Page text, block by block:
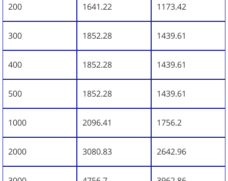
200 1641.22 1173.42
300 1852.28 1439.61
400 1852.28 1439.61
500 1852.28 1439.61
1000 2096.41 1756.2
2000 3080.83 2642.96